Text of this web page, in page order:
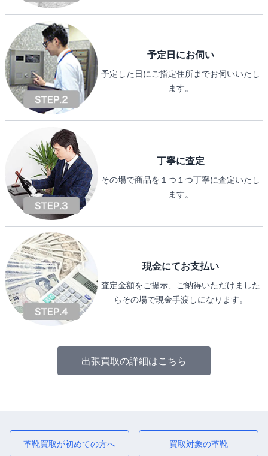
予定日にお伺い
予定した日にご指定住所までお伺いいたし
ます。
丁寧に査定
その場で商品を１つ１つ丁寧に査定いたし
ます。
現金にてお支払い
査定金額をご提示、ご納得いただけました
らその場で現金手渡しになります。
出張買取の詳細はこちら
革靴買取が初めての方へ 買取対象の革靴